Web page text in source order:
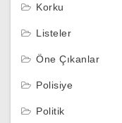
Korku
Listeler
Öne Çıkanlar
Polisiye
Politik